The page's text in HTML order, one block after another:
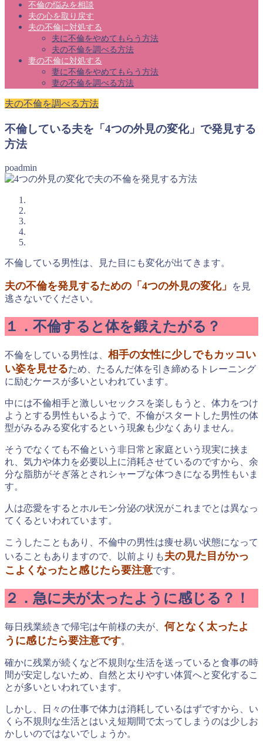
不倫の悩みを相談
夫の心を取り戻す
夫の不倫に対処する
夫に不倫をやめてもらう方法
夫の不倫を調べる方法
妻の不倫に対処する
妻に不倫をやめてもらう方法
妻の不倫を調べる方法
夫の不倫を調べる方法
不倫している夫を「4つの外見の変化」で発見する
方法
poadmin
不倫している男性は、見た目にも変化が出てきます。
夫の不倫を発見するための「4つの外見の変化」
を見
逃さないでください。
１．不倫すると体を鍛えたがる？
不倫をしている男性は、 相手の女性に少しでもカッコい
い姿を見せるため、たるんだ体を引き締めるトレーニング
に励むケースが多いといわれています。
中には不倫相手と激しいセックスを楽しもうと、体力をつけ
ようとする男性もいるようで、不倫がスタートした男性の体
型がみるみる変化するという現象も少なくありません。
そうでなくても不倫という非日常と家庭という現実に挟ま
れ、気力や体力を必要以上に消耗させているのですから、余
分な脂肪がそぎ落とされシャープな体つきになる男性もいま
す。
人は恋愛をするとホルモン分泌の状況がこれまでとは異なっ
てくるといわれています。
こうしたこともあり、不倫中の男性は痩せ易い状態になって
いることもありますので、以前よりも夫の見た目がかっ
こよくなったと感じたら要注意です。
２．急に夫が太ったように感じる？！
毎日残業続きで帰宅は午前様の夫が、 何となく太ったよ
うに感じたら要注意です。
確かに残業が続くなど不規則な生活を送っていると食事の時
間が安定しないため、自然と太りやすい体質へと変化するこ
とが多いといわれています。
しかし、日々の仕事で体力は消耗しているはずですから、い
くら不規則な生活とはいえ短期間で太ってしまうのは少しお
かしいのではないでしょうか。